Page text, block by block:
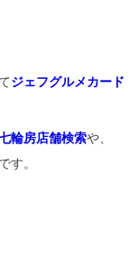
ジェフグルメカード
輪房店舗検索や、
す。